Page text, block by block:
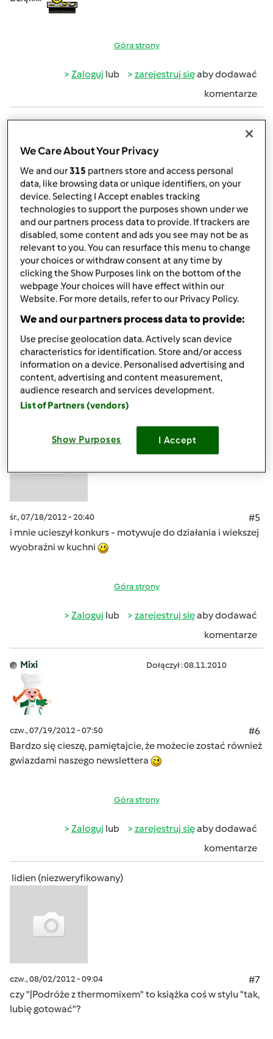
Góra strony
Zaloguj lub zarejestruj sięaby dodawać
komentarze
magi1 (niezweryfikowany)
wt., 07/17/2012 - 15:43
#4
Świetnie bardzo się cieszę, że jest nowy konkurs. Muszę się
wziąść za gotowanie choć ostatnio nie mam za dużo
czasu bo mamy remoncik w domku. Ale będę zaglądać i
na Was głosować
Góra strony
Zalogujlub zarejestruj sięaby dodawać
komentarze
Karolinad2
śr., 07/18/2012 - 20:40
#5
i mnie ucieszył konkurs - motywuje do działania i wiekszej
wyobraźni w kuchni
Góra strony
Zaloguj lub zarejestruj sięaby dodawać
komentarze
Mixi Dołączył : 08.11.2010
czw., 07/19/2012 - 07:50
#6
Bardzo się cieszę, pamiętajcie, że możecie zostać również
gwiazdami naszego newslettera
Góra strony
Zaloguj lub zarejestruj sięaby dodawać
komentarze
lidien (niezweryfikowany)
czw., 08/02/2012 - 09:04
#7
czy "|Podróże z thermomixem" to książka coś w stylu "tak,
lubię gotować"?
We Care About Your Privacy
We and our315 partners store and access personal
data, like browsing data or unique identifiers, on your
device. Selecting I Accept enables tracking
technologies to support the purposes shown under we
and our partners process data to provide. If trackers are
disabled, some content and ads you see may not be as
relevant to you. You can resurface this menu to change
your choices or withdraw consent at any time by
clicking the Show Purposes link on the bottom of the
webpage .Your choices will have effect within our
Website. For more details, refer to our Privacy Policy.
We and our partners process data to provide:
Use precise geolocation data. Actively scan device
characteristics for identification. Store and/or access
information on a device. Personalised advertising and
content, advertising and content measurement,
audience research and services development.
List of Partners (vendors)
Show Purposes I Accept